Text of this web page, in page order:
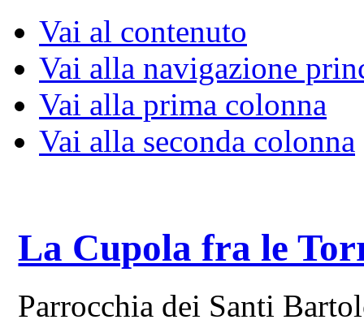
Vai al contenuto
Vai alla navigazione
Vai alla prima colonna
Vai alla seconda colonna
La Cupola fra le
Parrocchia dei Santi